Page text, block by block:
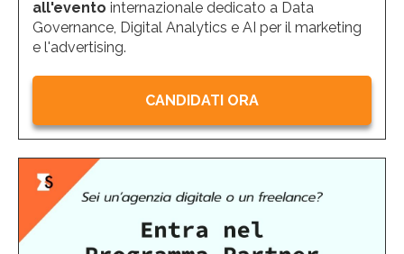
all'evento internazionale dedicato a Data
Governance, Digital Analytics e AI per il marketing
e l'advertising.
CANDIDATI ORA